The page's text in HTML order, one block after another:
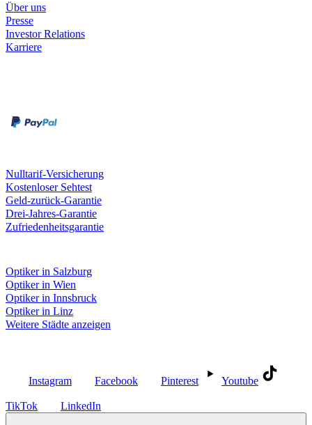
Über uns
Presse
Investor Relations
Karriere
Nulltarif-Versicherung
Kostenloser Sehtest
Geld-zurück-Garantie
Drei-Jahres-Garantie
Zufriedenheitsgarantie
Optiker in Salzburg
Optiker in Wien
Optiker in Innsbruck
Optiker in Linz
Weitere Städte anzeigen
Instagram Facebook Pinterest Youtube
TikTok LinkedIn